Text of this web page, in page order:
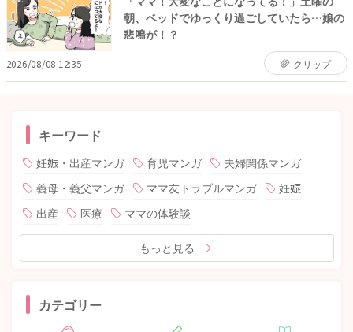
朝、ベッドでゆっくり過ごしていたら…娘の
悲鳴が！？
2026/08/08 12:35 クリップ
キーワード
妊娠・出産マンガ 育児マンガ
夫婦関係マンガ
義母・義父マンガ
ママ友トラブルマンガ
妊娠
出産
医療 ママの体験談
もっと見る
カテゴリー